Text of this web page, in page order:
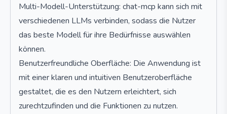
Multi-Modell-Unterstützung: chat-mcp kann sich mit
verschiedenen LLMs verbinden, sodass die Nutzer
das beste Modell für ihre Bedürfnisse auswählen
können.
Benutzerfreundliche Oberfläche: Die Anwendung ist
mit einer klaren und intuitiven Benutzeroberfläche
gestaltet, die es den Nutzern erleichtert, sich
zurechtzufinden und die Funktionen zu nutzen.